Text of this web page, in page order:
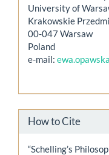
University of
Krakowskie
00-047 Warsaw
Poland
e-mail:
How to Cite
“Schelling’s